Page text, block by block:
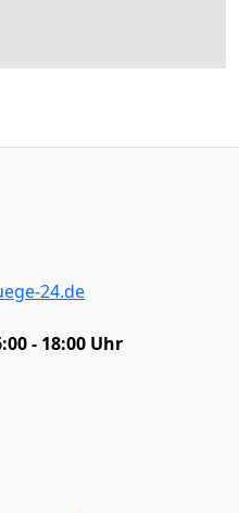
24.de
- 18:00 Uhr